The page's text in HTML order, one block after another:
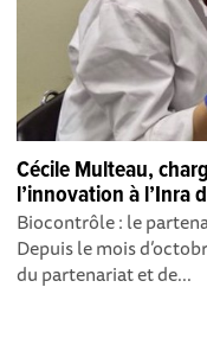
Cécile Multeau,
l’innovation à l’Inra
Biocontrôle : le
Depuis le mois
du partenariat et de...